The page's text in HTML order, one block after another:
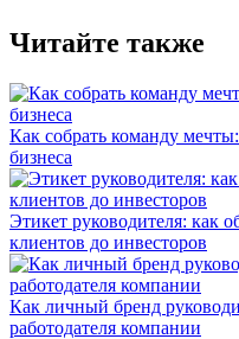
Читайте также
Как собрать команду
бизнеса
Этикет руководителя: как
клиентов до инвесторов
Как личный бренд
работодателя компании